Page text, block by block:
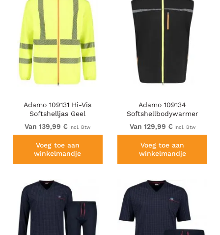
Adamo 109131 Hi-Vis
Softshelljas Geel
Van 139,99 € Incl. Btw
Voeg toe aan
winkelmandje
Adamo 109134
Softshellbodywarmer
Zwart
Van 129,99 € Incl. Btw
Voeg toe aan
winkelmandje